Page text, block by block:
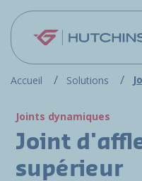
Aller au contenu principal
Accueil Solutions
Joints dynamiques
Joint
supérieur